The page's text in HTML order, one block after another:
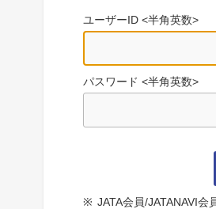
ユーザーID <半角英数>
パスワード <半角英数>
※ JATA会員/JATANAVI